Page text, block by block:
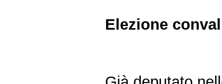
Elezione